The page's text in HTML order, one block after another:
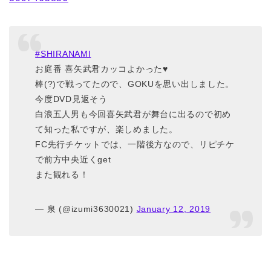
#SHIRANAMI
お庭番 喜矢武君カッコよかった♥
棒(?)で戦ってたので、GOKUを思い出しました。
今度DVD見返そう
白浪五人男も今回喜矢武君が舞台に出るので初め
て知った私ですが、楽しめました。
FC先行チケットでは、一階後方なので、リピチケ
で前方中央近くget
また観れる！
— 泉 (@izumi3630021) January 12, 2019